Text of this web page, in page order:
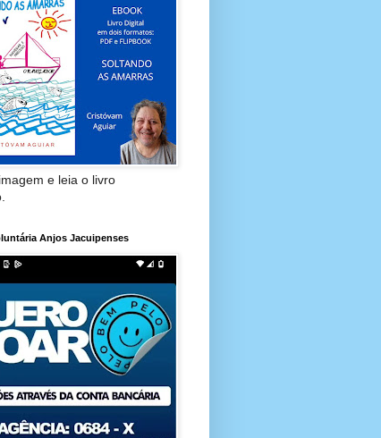
e leia o livro
Anjos Jacuipenses